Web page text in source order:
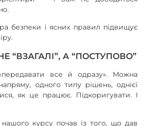
безпеки і ясних правил підвищує
“ВЗАГАЛІ”, А “ПОСТУПОВО”
все й одразу». Можна
одного типу рішень, однієї
як це працює. Підкоригувати. І
курсу почав із того, що дав